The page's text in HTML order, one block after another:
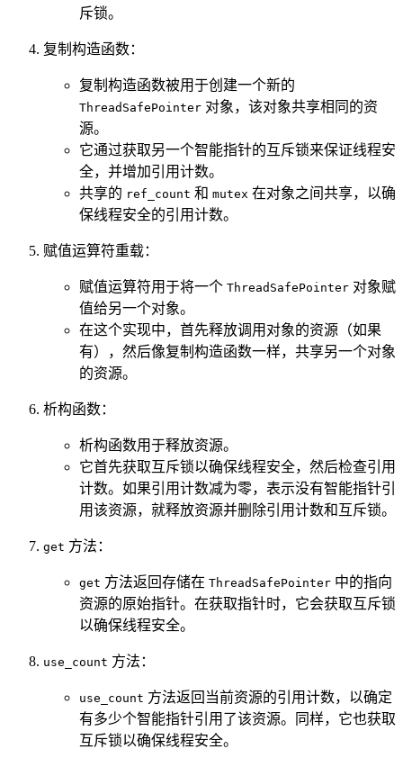
斥锁。
复制构造函数：
复制构造函数被用于创建一个新的
ThreadSafePointer 对象，该对象共享相同的资
源。
它通过获取另一个智能指针的互斥锁来保证线程安
全，并增加引用计数。
共享的 ref_count 和 mutex 在对象之间共享，以确
保线程安全的引用计数。
赋值运算符重载：
赋值运算符用于将一个 ThreadSafePointer 对象赋
值给另一个对象。
在这个实现中，首先释放调用对象的资源（如果
有），然后像复制构造函数一样，共享另一个对象
的资源。
析构函数：
析构函数用于释放资源。
它首先获取互斥锁以确保线程安全，然后检查引用
计数。如果引用计数减为零，表示没有智能指针引
用该资源，就释放资源并删除引用计数和互斥锁。
get 方法：
get 方法返回存储在 ThreadSafePointer 中的指向
资源的原始指针。在获取指针时，它会获取互斥锁
以确保线程安全。
use_count 方法：
use_count 方法返回当前资源的引用计数，以确定
有多少个智能指针引用了该资源。同样，它也获取
互斥锁以确保线程安全。